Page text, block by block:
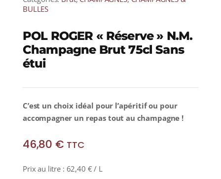
BULLES
POL ROGER « Réserve » N.M.
Champagne Brut 75cl Sans
étui
C’est un choix idéal pour l’apéritif ou pour
accompagner un repas tout au champagne !
46,80 € TTC
Prix au litre : 62,40 € / L